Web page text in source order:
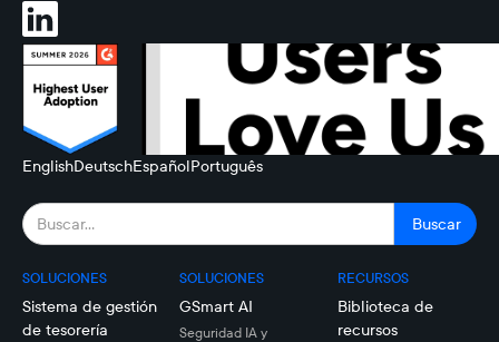
EnglishDeutschEspañolPortuguês
SOLUCIONES
Sistema de gestión
de tesorería
SOLUCIONES
GSmart AI
Seguridad IA y
RECURSOS
Biblioteca de
recursos